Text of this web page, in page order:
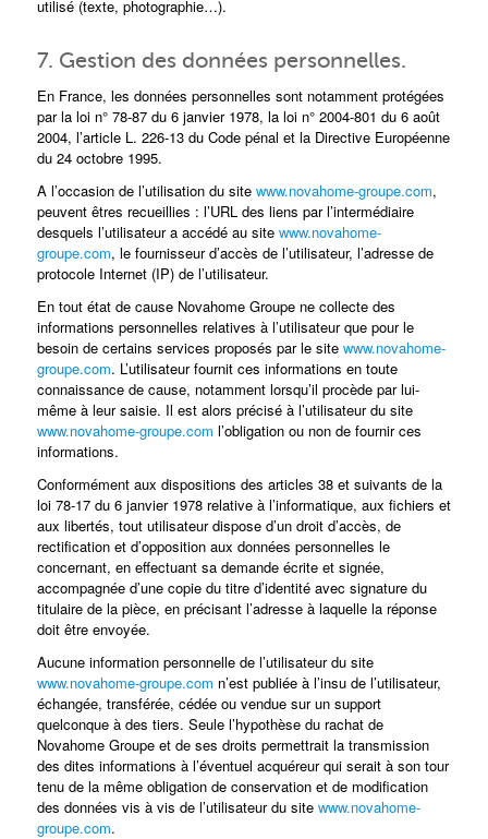
utilisé (texte, photographie…).
7. Gestion des données personnelles.
En France, les données personnelles sont notamment protégées
par la loi n° 78-87 du 6 janvier 1978, la loi n° 2004-801 du 6 août
2004, l’article L. 226-13 du Code pénal et la Directive Européenne
du 24 octobre 1995.
A l’occasion de l’utilisation du site www.novahome-groupe.com,
peuvent êtres recueillies : l’URL des liens par l’intermédiaire
desquels l’utilisateur a accédé au site www.novahome-
groupe.com, le fournisseur d’accès de l’utilisateur, l’adresse de
protocole Internet (IP) de l’utilisateur.
En tout état de cause Novahome Groupe ne collecte des
informations personnelles relatives à l’utilisateur que pour le
besoin de certains services proposés par le site www.novahome-
groupe.com. L’utilisateur fournit ces informations en toute
connaissance de cause, notamment lorsqu’il procède par lui-
même à leur saisie. Il est alors précisé à l’utilisateur du site
www.novahome-groupe.com l’obligation ou non de fournir ces
informations.
Conformément aux dispositions des articles 38 et suivants de la
loi 78-17 du 6 janvier 1978 relative à l’informatique, aux fichiers et
aux libertés, tout utilisateur dispose d’un droit d’accès, de
rectification et d’opposition aux données personnelles le
concernant, en effectuant sa demande écrite et signée,
accompagnée d’une copie du titre d’identité avec signature du
titulaire de la pièce, en précisant l’adresse à laquelle la réponse
doit être envoyée.
Aucune information personnelle de l’utilisateur du site
www.novahome-groupe.com n’est publiée à l’insu de l’utilisateur,
échangée, transférée, cédée ou vendue sur un support
quelconque à des tiers. Seule l’hypothèse du rachat de
Novahome Groupe et de ses droits permettrait la transmission
des dites informations à l’éventuel acquéreur qui serait à son tour
tenu de la même obligation de conservation et de modification
des données vis à vis de l’utilisateur du site www.novahome-
groupe.com.